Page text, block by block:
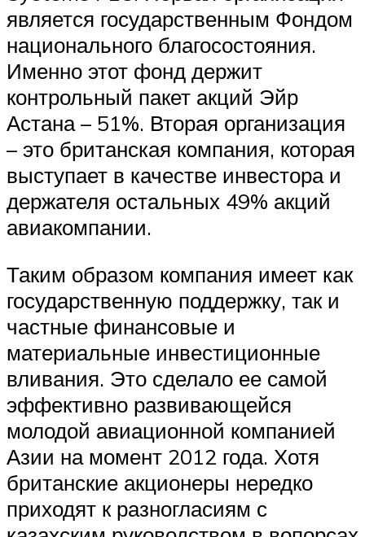
является государственным Фондом
национального благосостояния.
Именно этот фонд держит
контрольный пакет акций Эйр
Астана – 51%. Вторая организация
– это британская компания, которая
выступает в качестве инвестора и
держателя остальных 49% акций
авиакомпании.
Таким образом компания имеет как
государственную поддержку, так и
частные финансовые и
материальные инвестиционные
вливания. Это сделало ее самой
эффективно развивающейся
молодой авиационной компанией
Азии на момент 2012 года. Хотя
британские акционеры нередко
приходят к разногласиям с